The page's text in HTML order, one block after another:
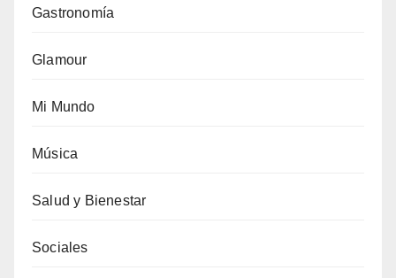
Gastronomía
Glamour
Mi Mundo
Música
Salud y Bienestar
Sociales